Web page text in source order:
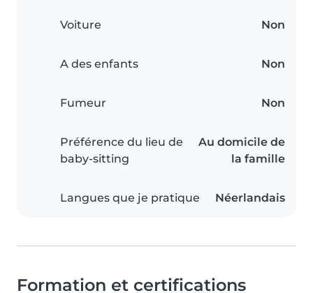
Voiture Non
A des enfants Non
Fumeur Non
Préférence du lieu de
baby-sitting
Au domicile de
la famille
Langues que je pratique Néerlandais
Formation et certifications